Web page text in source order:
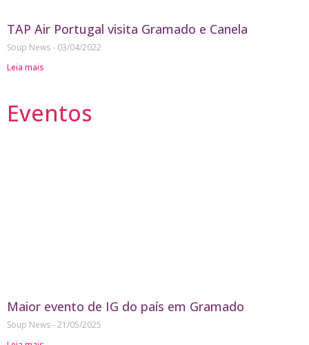
TAP Air Portugal visita Gramado e Canela
Soup News
03/04/2022
Leia mais
Eventos
Maior evento de IG do país em Gramado
Soup News 21/05/2025